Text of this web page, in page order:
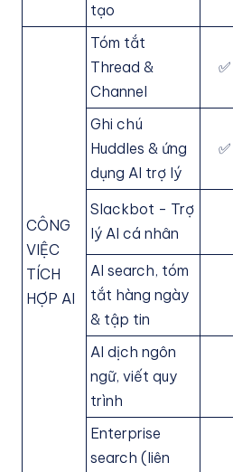
tạo
CÔNG
VIỆC
TÍCH
HỢP AI
Tóm tắt
Thread &
Channel
✅
Ghi chú
Huddles & ứng
dụng AI trợ lý
✅
Slackbot - Trợ
lý AI cá nhân
AI search, tóm
tắt hàng ngày
& tập tin
AI dịch ngôn
ngữ, viết quy
trình
Enterprise
search (liên